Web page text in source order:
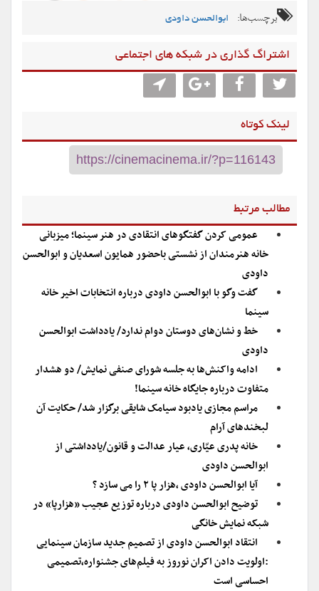
برچسب‌ها: ابوالحسن داودی
اشتراگ گذاری در شبکه های اجتماعی
لینک کوتاه
مطالب مرتبط
عمومی کردن گفتگوهای انتقادی در هنر سینما؛ میزبانی
خانه هنرمندان از نشستی باحضور همایون اسعدیان و ابوالحسن
داودی
گفت وگو با ابوالحسن داودی درباره انتخابات اخیر خانه
سینما
خط و نشان‌های دوستان دوام ندارد/ یادداشت ابوالحسن
داودی
ادامه واکنش‌ها به جلسه شورای صنفی نمایش/ دو هشدار
متفاوت درباره جایگاه خانه سینما!
مراسم مجازی یادبود سیامک شایقی برگزار شد/ حکایت آن
لبخندهای آرام
خانه پدری عیّاری، عیار عدالت و قانون/یادداشتی از
ابوالحسن داودی
آیا ابوالحسن داودی ،هزار پا ۲ را می سازد ؟
توضیح ابوالحسن داودی درباره توزیع عجیب «هزارپا» در
شبکه نمایش خانگی
انتقاد ابوالحسن داودی از تصمیم جدید سازمان سینمایی
:اولویت دادن اکران نوروز به فیلم‌های جشنواره،تصمیمی
احساسی است